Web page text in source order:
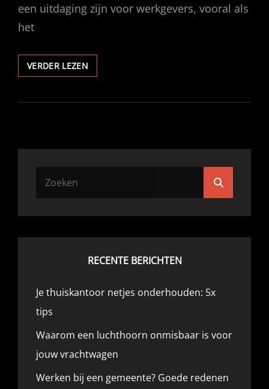
een uitdaging zijn voor werkgevers, vooral als
het
VERDER LEZEN
JE
WERKGEVER
RECENTE BERICHTEN
Je thuiskantoor netjes onderhouden: 5x
tips
Waarom een luchthoorn onmisbaar is voor
jouw vrachtwagen
Werken bij een gemeente? Goede redenen